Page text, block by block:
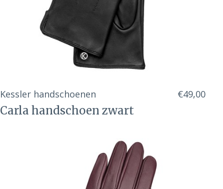
Kessler handschoenen
Carla handschoen zwart
€49,00